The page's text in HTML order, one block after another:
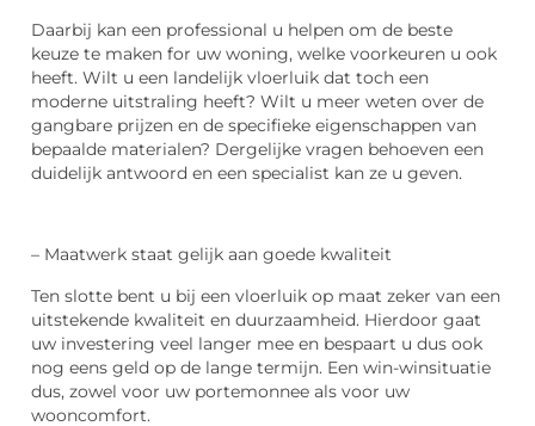
Daarbij kan een professional u helpen om de beste
keuze te maken for uw woning, welke voorkeuren u ook
heeft. Wilt u een landelijk vloerluik dat toch een
moderne uitstraling heeft? Wilt u meer weten over de
gangbare prijzen en de specifieke eigenschappen van
bepaalde materialen? Dergelijke vragen behoeven een
duidelijk antwoord en een specialist kan ze u geven.
– Maatwerk staat gelijk aan goede kwaliteit
Ten slotte bent u bij een vloerluik op maat zeker van een
uitstekende kwaliteit en duurzaamheid. Hierdoor gaat
uw investering veel langer mee en bespaart u dus ook
nog eens geld op de lange termijn. Een win-winsituatie
dus, zowel voor uw portemonnee als voor uw
wooncomfort.